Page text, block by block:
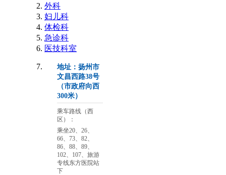
外科
妇儿科
体检科
急诊科
医技科室
地址：扬州市
文昌西路38号
（市政府向西
300米）
乘车路线（西
区）：
乘坐20、26、
66、73、82、
86、88、89、
102、107、旅游
专线东方医院站
下